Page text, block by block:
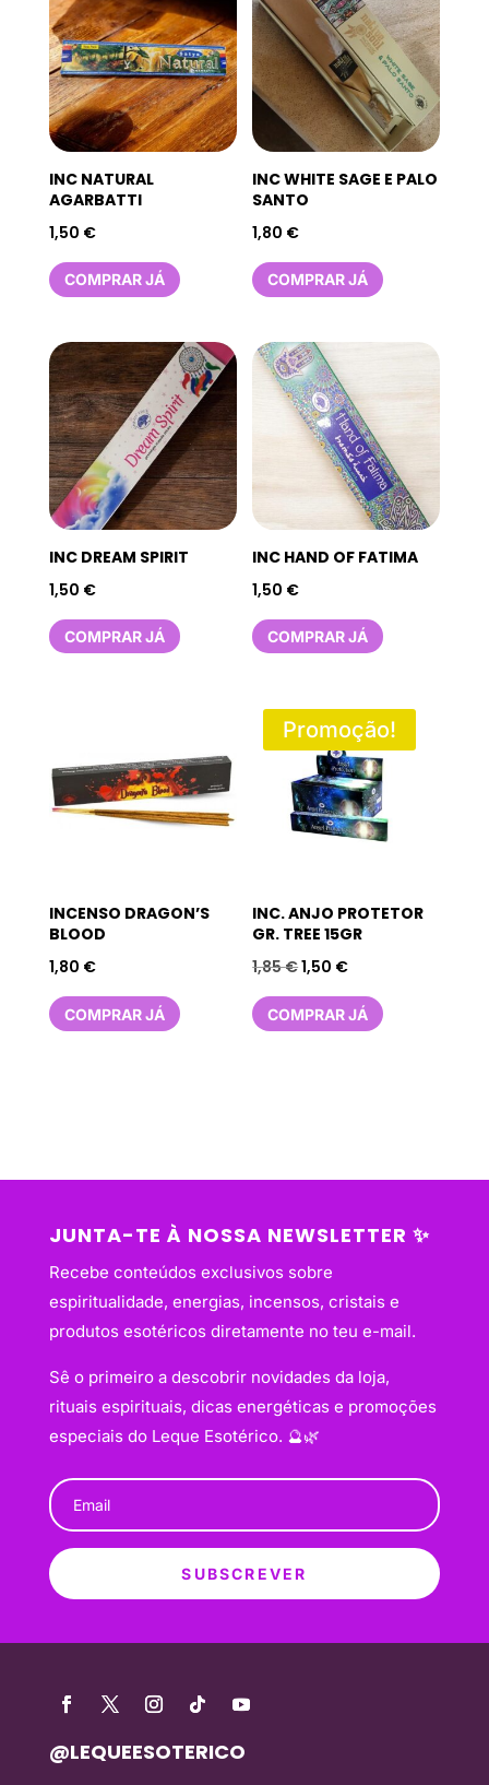
INC NATURAL
AGARBATTI
1,50 €
COMPRAR JÁ
INC WHITE SAGE E PALO
SANTO
1,80 €
COMPRAR JÁ
INC DREAM SPIRIT
1,50 €
COMPRAR JÁ
INC HAND OF FATIMA
1,50 €
COMPRAR JÁ
INCENSO DRAGON’S
BLOOD
1,80 €
COMPRAR JÁ
Promoção!
INC. ANJO PROTETOR
GR. TREE 15GR
1,85€O
preço
original
1,50 €O
preço
atual
COMPRAR JÁ
JUNTA-TE À NOSSA NEWSLETTER ✨
Recebe conteúdos exclusivos sobre
espiritualidade, energias, incensos, cristais e
produtos esotéricos diretamente no teu e-mail.
Sê o primeiro a descobrir novidades da loja,
rituais espirituais, dicas energéticas e promoções
especiais do Leque Esotérico. 🔮🌿
SUBSCREVER
@LEQUEESOTERICO